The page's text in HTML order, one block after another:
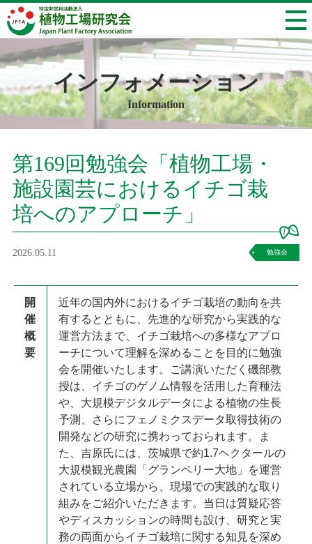
インフォメーション
Information
第169回勉強会「植物工場・
施設園芸におけるイチゴ栽
培へのアプローチ」
2026.05.11 勉強会
開
催
概
要
近年の国内外におけるイチゴ栽培の動向を共
有するとともに、先進的な研究から実践的な
運営方法まで、イチゴ栽培への多様なアプロ
ーチについて理解を深めることを目的に勉強
会を開催いたします。ご講演いただく磯部教
授は、イチゴのゲノム情報を活用した育種法
や、大規模デジタルデータによる植物の生長
予測、さらにフェノミクスデータ取得技術の
開発などの研究に携わっておられます。ま
た、吉原氏には、茨城県で約1.7ヘクタールの
大規模観光農園「グランベリー大地」を運営
されている立場から、現場での実践的な取り
組みをご紹介いただきます。当日は質疑応答
やディスカッションの時間も設け、研究と実
務の両面からイチゴ栽培に関する知見を深め